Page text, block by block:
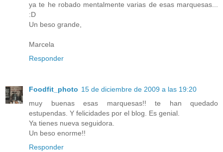
ya te he robado mentalmente varias de esas marquesas...
:D
Un beso grande,
Marcela
Responder
Foodfit_photo 15 de diciembre de 2009 a las 19:20
muy buenas esas marquesas!! te han quedado
estupendas. Y felicidades por el blog. Es genial.
Ya tienes nueva seguidora.
Un beso enorme!!
Responder